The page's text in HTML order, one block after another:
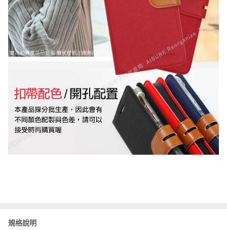
規格說明